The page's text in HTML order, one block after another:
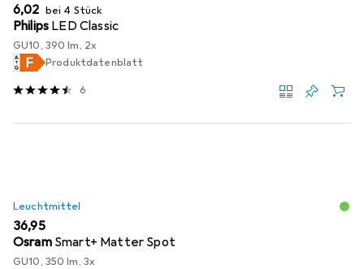
EUR
6,02 bei 4 Stück
Philips LED Classic
GU10, 390 lm, 2x
Produktdatenblatt
6
Leuchtmittel
EUR
36,95
Osram Smart+ Matter Spot
GU10, 350 lm, 3x